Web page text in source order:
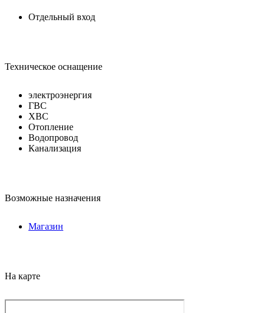
Отдельный вход
Техническое оснащение
электроэнергия
ГВС
ХВС
Отопление
Водопровод
Канализация
Возможные назначения
Магазин
На карте